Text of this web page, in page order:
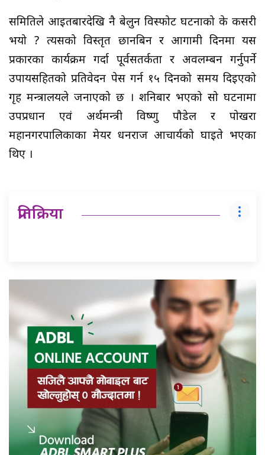
समितिले आइतबारदेखि नै बेलुन विस्फोट घटनाको के कसरी
भयो ? त्यसको विस्तृत छानबिन र आगामी दिनमा यस
प्रकारका कार्यक्रम गर्दा पूर्वसतर्कता र अवलम्बन गर्नुपर्ने
उपायसहितको प्रतिवेदन पेस गर्न १५ दिनको समय दिइएको
गृह मन्त्रालयले जनाएको छ । शनिबार भएको सो घटनामा
उपप्रधान एवं अर्थमन्त्री विष्णु पौडेल र पोखरा
महानगरपालिकाका मेयर धनराज आचार्यको घाइते भएका
थिए ।
प्रतिक्रिया